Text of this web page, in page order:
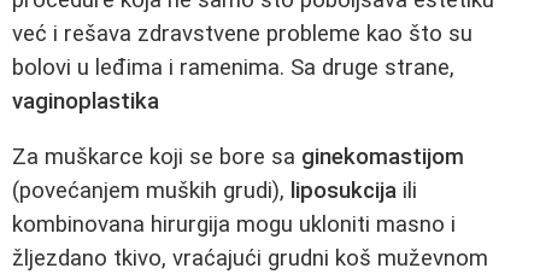
već i rešava zdravstvene probleme kao što su
bolovi u leđima i ramenima. Sa druge strane,
vaginoplastika
Za muškarce koji se bore sa ginekomastijom
(povećanjem muških grudi), liposukcija ili
kombinovana hirurgija mogu ukloniti masno i
žljezdano tkivo, vraćajući grudni koš muževnom